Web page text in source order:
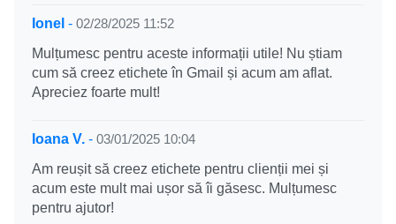
Ionel - 02/28/2025 11:52
Mulțumesc pentru aceste informații utile! Nu știam
cum să creez etichete în Gmail și acum am aflat.
Apreciez foarte mult!
Ioana V. - 03/01/2025 10:04
Am reușit să creez etichete pentru clienții mei și
acum este mult mai ușor să îi găsesc. Mulțumesc
pentru ajutor!